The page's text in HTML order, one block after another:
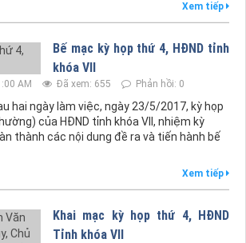
Xem tiếp
Bế mạc kỳ họp thứ 4, HĐND tỉnh
khóa VII
AM Đã xem: 655 Phản hồi: 0
hai ngày làm việc, ngày 23/5/2017, kỳ họp
của HĐND tỉnh khóa VII, nhiệm kỳ
thành các nội dung đề ra và tiến hành bế
Xem tiếp
Khai mạc kỳ họp thứ 4, HĐND
Tỉnh khóa VII